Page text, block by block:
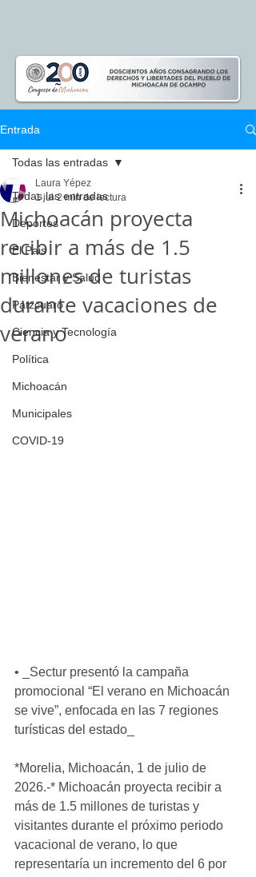
Entrada
Todas las entradas
Deportes
El Pais
Bienestar y Salud
Pátzcuaro
Ciencia y Tecnología
Política
Michoacán
Municipales
COVID-19
Todas las entradas
Michoacán proyecta
recibir a más de 1.5
millones de turistas
durante vacaciones de
verano
Laura Yépez
1 jul 2 min de lectura
• _Sectur presentó la campaña
promocional “El verano en Michoacán
se vive”, enfocada en las 7 regiones
turísticas del estado_
*Morelia, Michoacán, 1 de julio de
2026.-* Michoacán proyecta recibir a
más de 1.5 millones de turistas y
visitantes durante el próximo periodo
vacacional de verano, lo que
representaría un incremento del 6 por